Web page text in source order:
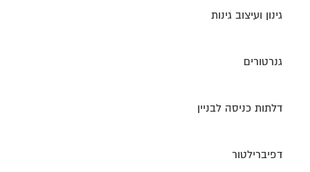
גינון ועיצוב גינות
גנרטורים
דלתות כניסה לבניין
דפיברילטור